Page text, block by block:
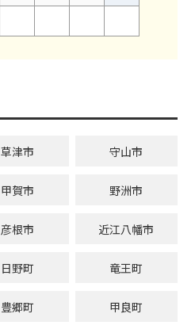
草津市 守山市
甲賀市 野洲市
彦根市 近江八幡市
日野町 竜王町
豊郷町 甲良町